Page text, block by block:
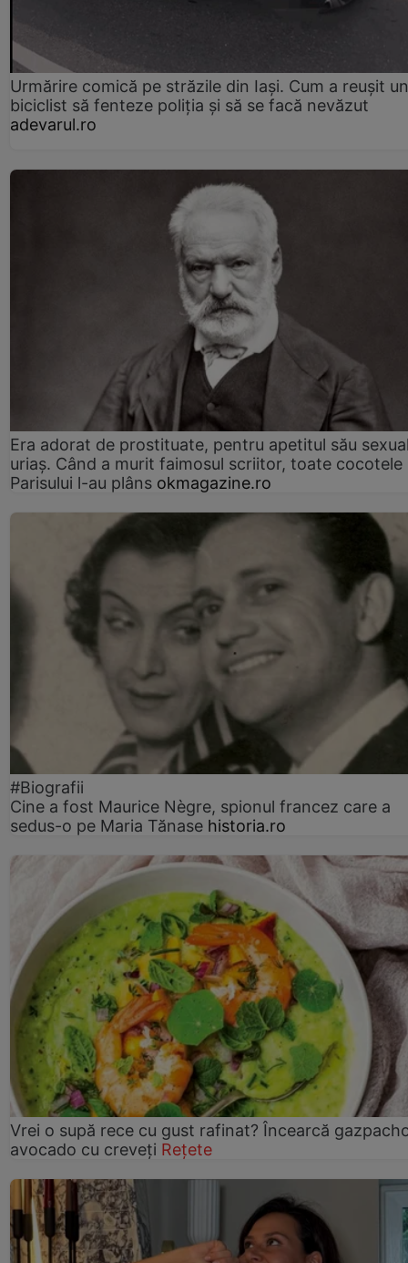
Urmărire comică pe străzile din Iași. Cum a reușit un
biciclist să fenteze poliția și să se facă nevăzut
adevarul.ro
Era adorat de prostituate, pentru apetitul său
uriaș. Când a murit faimosul scriitor, toate cocotele
Parisului l-au plâns okmagazine.ro
#Biografii
Cine a fost Maurice Nègre, spionul francez care a
sedus-o pe Maria Tănase historia.ro
Vrei o supă rece cu gust rafinat? Încearcă
avocado cu creveți Rețete